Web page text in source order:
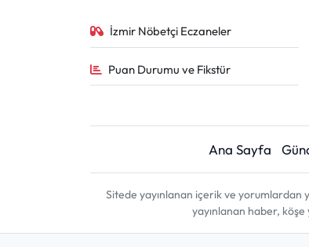
İzmir Nöbetçi Eczaneler
Puan Durumu ve Fikstür
Ana Sayfa
Sitede yayınlanan içerik ve yorumlardan
yayınlanan haber,